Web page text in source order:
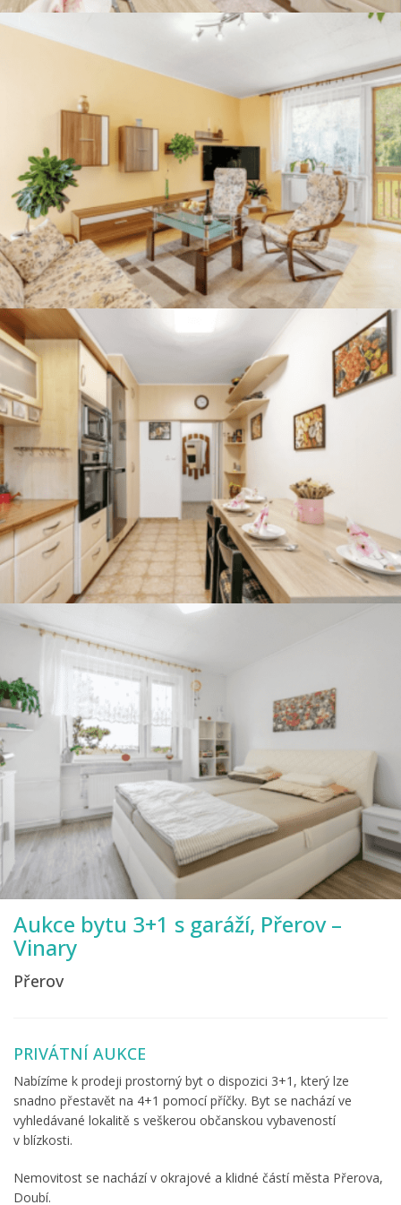
Aukce bytu 3+1 s garáží, Přerov –
Vinary
Přerov
PRIVÁTNÍ AUKCE
Nabízíme k prodeji prostorný byt o dispozici 3+1, který lze
snadno přestavět na 4+1 pomocí příčky. Byt se nachází ve
vyhledávané lokalitě s veškerou občanskou vybaveností
v blízkosti.
Nemovitost se nachází v okrajové a klidné částí města Přerova,
Doubí.